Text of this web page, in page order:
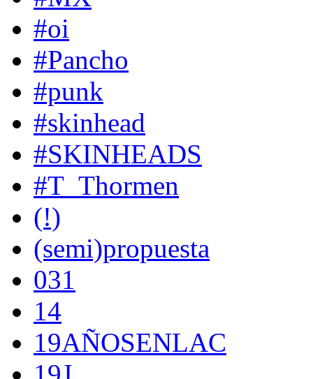
#oi
#Pancho
#punk
#skinhead
#SKINHEADS
#T_Thormen
(!)
(semi)propuesta
031
14
19AÑOSENLAC